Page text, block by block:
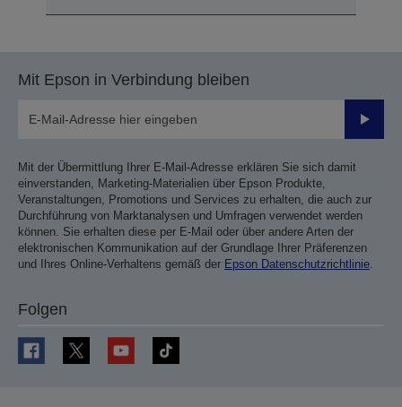
Mit Epson in Verbindung bleiben
Mit der Übermittlung Ihrer E-Mail-Adresse erklären Sie sich damit
einverstanden, Marketing-Materialien über Epson Produkte,
Veranstaltungen, Promotions und Services zu erhalten, die auch zur
Durchführung von Marktanalysen und Umfragen verwendet werden
können. Sie erhalten diese per E-Mail oder über andere Arten der
elektronischen Kommunikation auf der Grundlage Ihrer Präferenzen
und Ihres Online-Verhaltens gemäß der Epson Datenschutzrichtlinie
Folgen